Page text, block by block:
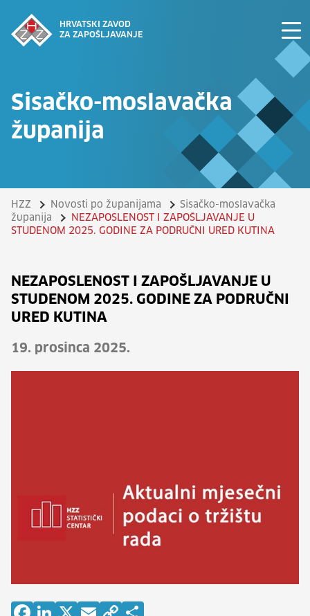
HRVATSKI ZAVOD
ZA ZAPOŠLJAVANJE
Sisačko-moslavačka
županija
HZZ Novosti po županijama
Sisačko-moslavačka
županija
NEZAPOSLENOST I ZAPOŠLJAVANJE U
STUDENOM 2025. GODINE ZA PODRUČNI URED KUTINA
NEZAPOSLENOST I ZAPOŠLJAVANJE U
STUDENOM 2025. GODINE ZA PODRUČNI
URED KUTINA
19. prosinca 2025.